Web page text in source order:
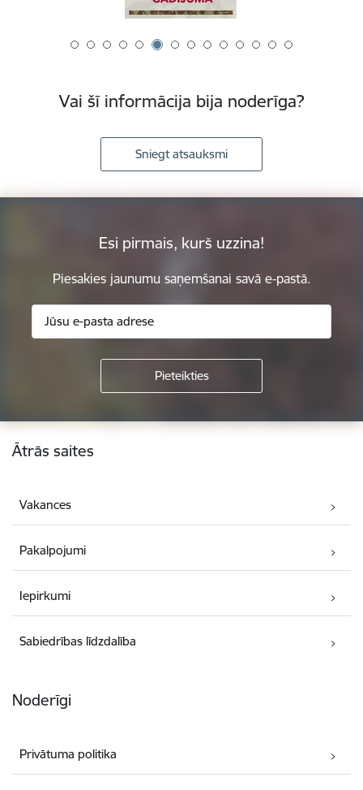
Vai šī informācija bija noderīga?
Sniegt atsauksmi
Esi pirmais, kurš uzzina!
Piesakies jaunumu saņemšanai savā e-pastā.
Kājene
Ātrās saites
Vakances
Pakalpojumi
Iepirkumi
Sabiedrības līdzdalība
Noderīgi
Privātuma politika